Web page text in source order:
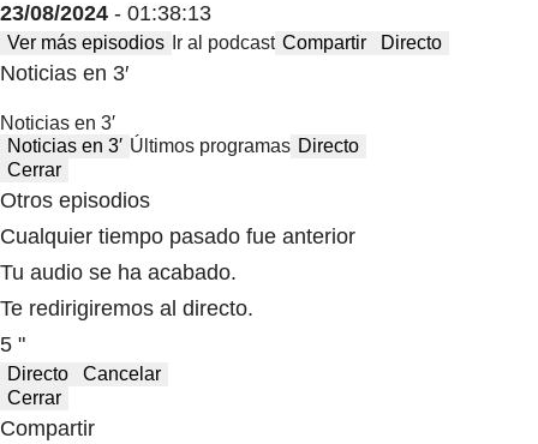
23/08/2024 - 01:38:13
Ver más episodios Ir al podcast Compartir Directo
Noticias en 3′
Noticias en 3′
Noticias en 3′ Últimos programas Directo
Cerrar
Otros episodios
Cualquier tiempo pasado fue anterior
Tu audio se ha acabado.
Te redirigiremos al directo.
5 "
Directo
Cancelar
Cerrar
Compartir